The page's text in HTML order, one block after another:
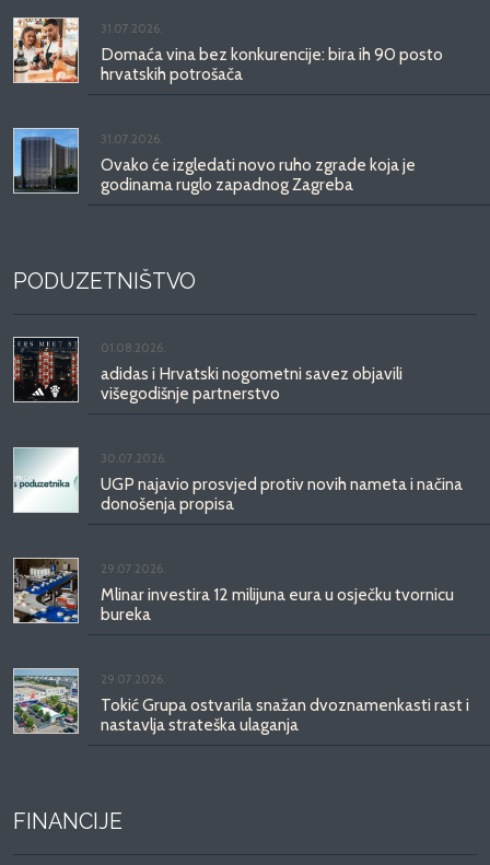
31.07.2026.
Domaća vina bez konkurencije: bira ih 90 posto
hrvatskih potrošača
31.07.2026.
Ovako će izgledati novo ruho zgrade koja je
godinama ruglo zapadnog Zagreba
PODUZETNIŠTVO
01.08.2026.
adidas i Hrvatski nogometni savez objavili
višegodišnje partnerstvo
30.07.2026.
UGP najavio prosvjed protiv novih nameta i načina
donošenja propisa
29.07.2026.
Mlinar investira 12 milijuna eura u osječku tvornicu
bureka
29.07.2026.
Tokić Grupa ostvarila snažan dvoznamenkasti rast i
nastavlja strateška ulaganja
FINANCIJE